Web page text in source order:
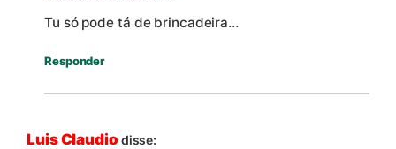
Tu só pode tá de brincadeira…
Responder
Luis Claudio disse: